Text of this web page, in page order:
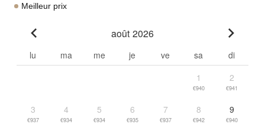
Meilleur prix
août 2026
lu ma me je ve sa
di
1
€940
2
€941
3
€937
4
€934
5
€934
6
€935
7
€937
8
€942
9
€940